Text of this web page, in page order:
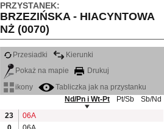
PRZYSTANEK:
BRZEZIŃSKA - HIACYNTOWA
NŻ (0070)
Przesiadki
Kierunki
Pokaż na mapie
Drukuj
ikony
Tabliczka jak na przystanku
Nd/Pn i Wt-Pt
Pt/Sb
Sb/Nd
23
06A